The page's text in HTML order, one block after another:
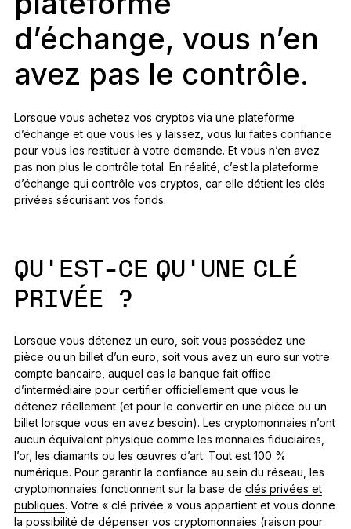
d’échange, vous n’en
avez pas le contrôle.
Lorsque vous achetez vos cryptos via une plateforme
d’échange et que vous les y laissez, vous lui faites confiance
pour vous les restituer à votre demande. Et vous n’en avez
pas non plus le contrôle total. En réalité, c’est la plateforme
d’échange qui contrôle vos cryptos, car elle détient les clés
privées sécurisant vos fonds.
QU’EST-CE QU’UNE CLÉ
PRIVÉE ?
Lorsque vous détenez un euro, soit vous possédez une
pièce ou un billet d’un euro, soit vous avez un euro sur votre
compte bancaire, auquel cas la banque fait office
d’intermédiaire pour certifier officiellement que vous le
détenez réellement (et pour le convertir en une pièce ou un
billet lorsque vous en avez besoin). Les cryptomonnaies n’ont
aucun équivalent physique comme les monnaies fiduciaires,
l’or, les diamants ou les œuvres d’art. Tout est 100 %
numérique. Pour garantir la confiance au sein du réseau, les
cryptomonnaies fonctionnent sur la base de clés privées et
publiques. Votre « clé privée » vous appartient et vous donne
la possibilité de dépenser vos cryptomonnaies (raison pour